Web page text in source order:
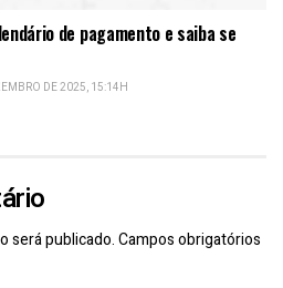
de pagamento e saiba se
DE 2025, 15:14H
será publicado.Campos obrigatórios